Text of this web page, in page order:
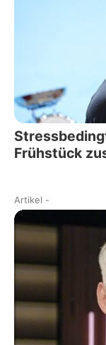
Frühstück
Artikel -